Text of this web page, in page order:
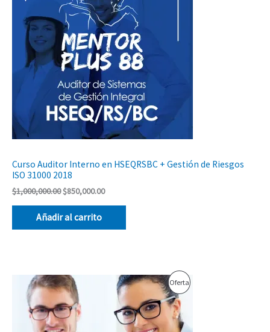
Curso Auditor Interno en HSEQRSBC + Gestión de Riesgos
ISO 31000 2018
$1,000,000.00
$1,000,000.00.
$850,000.00
$850,000.00.
Añadir al carrito
OfertaProducto
Oferta
precio
original
era:
$750,000.00.
precio
actual
$650,000.00.